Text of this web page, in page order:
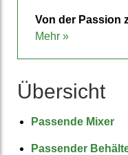
Von der Passion
Mehr »
Übersicht
Passende Mixer
Passender